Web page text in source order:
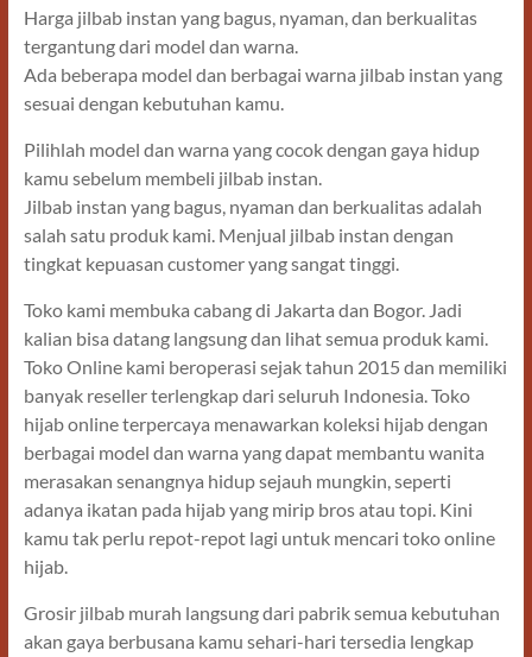
Harga jilbab instan yang bagus, nyaman, dan berkualitas
tergantung dari model dan warna.
Ada beberapa model dan berbagai warna jilbab instan yang
sesuai dengan kebutuhan kamu.
Pilihlah model dan warna yang cocok dengan gaya hidup
kamu sebelum membeli jilbab instan.
Jilbab instan yang bagus, nyaman dan berkualitas adalah
salah satu produk kami. Menjual jilbab instan dengan
tingkat kepuasan customer yang sangat tinggi.
Toko kami membuka cabang di Jakarta dan Bogor. Jadi
kalian bisa datang langsung dan lihat semua produk kami.
Toko Online kami beroperasi sejak tahun 2015 dan memiliki
banyak reseller terlengkap dari seluruh Indonesia. Toko
hijab online terpercaya menawarkan koleksi hijab dengan
berbagai model dan warna yang dapat membantu wanita
merasakan senangnya hidup sejauh mungkin, seperti
adanya ikatan pada hijab yang mirip bros atau topi. Kini
kamu tak perlu repot-repot lagi untuk mencari toko online
hijab.
Grosir jilbab murah langsung dari pabrik semua kebutuhan
akan gaya berbusana kamu sehari-hari tersedia lengkap